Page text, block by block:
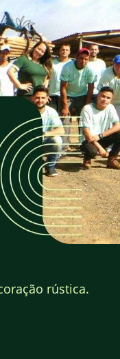
rústica.